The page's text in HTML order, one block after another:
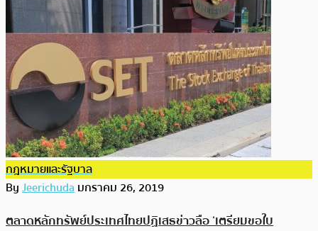
กฎหมายและรัฐบาล
ByJeerichudaมกราคม 26, 2019
ตลาดหลักทรัพย์ประเทศไทยปฏิเสธข่าวลือ ‘เตรียมขอใบ